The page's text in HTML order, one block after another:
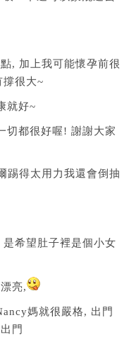
, 加上我可能懷孕前很
很大~
就好~
切都很好喔! 謝謝大家
踢得太用力我還會倒抽
希望肚子裡是個小女
亮,
媽就很嚴格, 出門
門